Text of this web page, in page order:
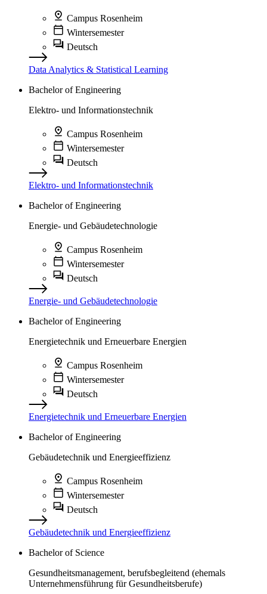
Campus Rosenheim
Wintersemester
Deutsch
Data Analytics & Statistical Learning
Bachelor of Engineering
Elektro- und Informationstechnik
Campus Rosenheim
Wintersemester
Deutsch
Elektro- und Informationstechnik
Bachelor of Engineering
Energie- und Gebäudetechnologie
Campus Rosenheim
Wintersemester
Deutsch
Energie- und Gebäudetechnologie
Bachelor of Engineering
Energietechnik und Erneuerbare Energien
Campus Rosenheim
Wintersemester
Deutsch
Energietechnik und Erneuerbare Energien
Bachelor of Engineering
Gebäudetechnik und Energieeffizienz
Campus Rosenheim
Wintersemester
Deutsch
Gebäudetechnik und Energieeffizienz
Bachelor of Science
Gesundheitsmanagement, berufsbegleitend (ehemals
Unternehmensführung für Gesundheitsberufe)